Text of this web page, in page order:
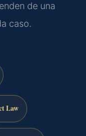
de una
caso.
Law